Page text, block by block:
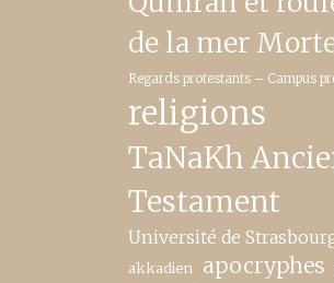
de la mer
Regards protestants – Campus
religions
TaNaKh
Testament
Université de
akkadien apocryphes